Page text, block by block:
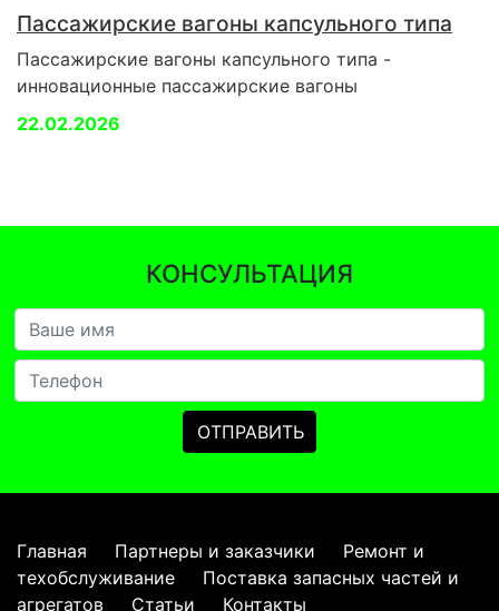
Пассажирские вагоны капсульного типа
Пассажирские вагоны капсульного типа -
инновационные пассажирские вагоны
22.02.2026
КОНСУЛЬТАЦИЯ
Главная Партнеры и заказчики
Ремонт и
техобслуживание
Поставка запасных частей и
агрегатов
Статьи Контакты